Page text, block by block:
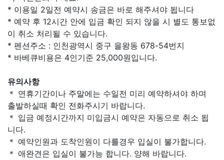
* 이용일 2일전 예약시 송금은 바로 해주셔야 됩니다
* 예약 후 12시간 안에 입금 확인 되지 않을 시 별도 통보없
이 취소 처리될 수 있습니다.
* 펜션주소 : 인천광역시 중구 을왕동 678-54번지
* 바베큐비용은 4인기준 25,000원입니다.
유의사항
＊ 연휴기간이나 주말에는 수일전 미리 예약하셔야 하며
출발하실때 확인 전화주시기 바랍니다.
＊ 입금 예정시간까지 미입금시 예약은 자동으로 취소 됩
니다.
＊ 예약인원과 도착인원이 다를경우 입실이 불가합니다.
＊ 애완견은 입실이 불가능 합니다. 양해 바랍니다.